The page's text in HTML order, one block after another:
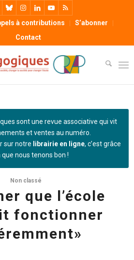
à contributions
S’abonner
Contact
sont une revue associative qui vit
et ventes au numéro.
sur notre librairie en ligne, c’est grâce
que nous tenons bon !
Non classé
que l’école
fonctionner